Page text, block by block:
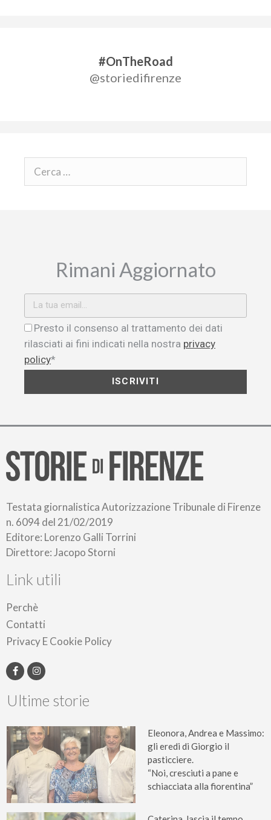
#OnTheRoad
@storiedifirenze
Rimani Aggiornato
Presto il consenso al trattamento dei dati
rilasciati ai fini indicati nella nostra privacy
policy*
ISCRIVITI
Testata giornalistica Autorizzazione Tribunale di Firenze
n. 6094 del 21/02/2019
Editore: Lorenzo Galli Torrini
Direttore: Jacopo Storni
Link utili
Perchè
Contatti
Privacy E Cookie Policy
Ultime storie
Eleonora, Andrea e Massimo:
gli eredi di Giorgio il
pasticciere.
“Noi, cresciuti a pane e
schiacciata alla fiorentina”